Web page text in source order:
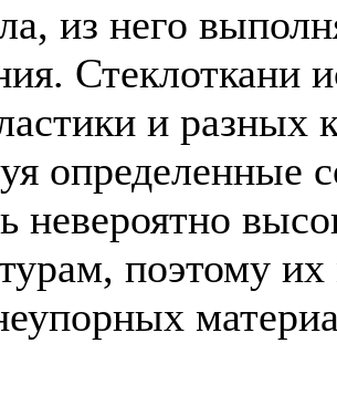
из него
Стеклоткани
и разных
определенные
невероятно
поэтому